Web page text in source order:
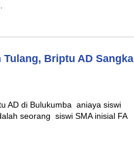
Briptu AD Sangka
AD di Bulukumba aniaya siswi
seorang siswi SMA inisial FA